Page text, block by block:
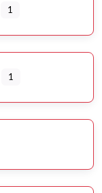
1
1